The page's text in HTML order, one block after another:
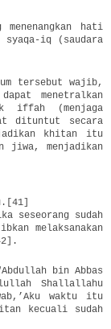
menenangkan hati
syaqa-iq (saudara
tersebut wajib,
menetralkan
iffah (menjaga
dituntut secara
khitan itu
menjadikan
seseorang sudah
melaksanakan
bin Abbas
Shallallahu
waktu itu
kecuali sudah